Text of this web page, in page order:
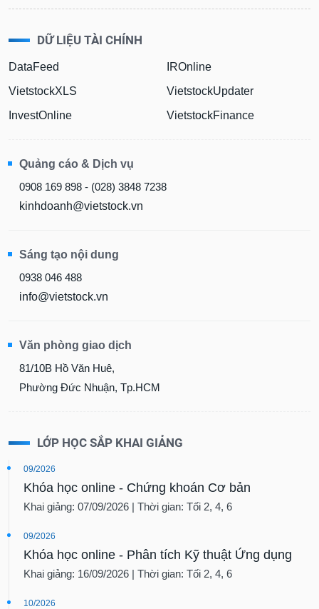
DỮ LIỆU TÀI CHÍNH
DataFeed
VietstockXLS
InvestOnline
IROnline
VietstockUpdater
VietstockFinance
Quảng cáo & Dịch vụ
0908 169 898 - (028) 3848 7238
kinhdoanh@vietstock.vn
Sáng tạo nội dung
0938 046 488
info@vietstock.vn
Văn phòng giao dịch
81/10B Hồ Văn Huê,
Phường Đức Nhuận, Tp.HCM
LỚP HỌC SẮP KHAI GIẢNG
09/2026
Khóa học online - Chứng khoán Cơ bản
Khai giảng: 07/09/2026 | Thời gian: Tối 2, 4, 6
09/2026
Khóa học online - Phân tích Kỹ thuật Ứng dụng
Khai giảng: 16/09/2026 | Thời gian: Tối 2, 4, 6
10/2026